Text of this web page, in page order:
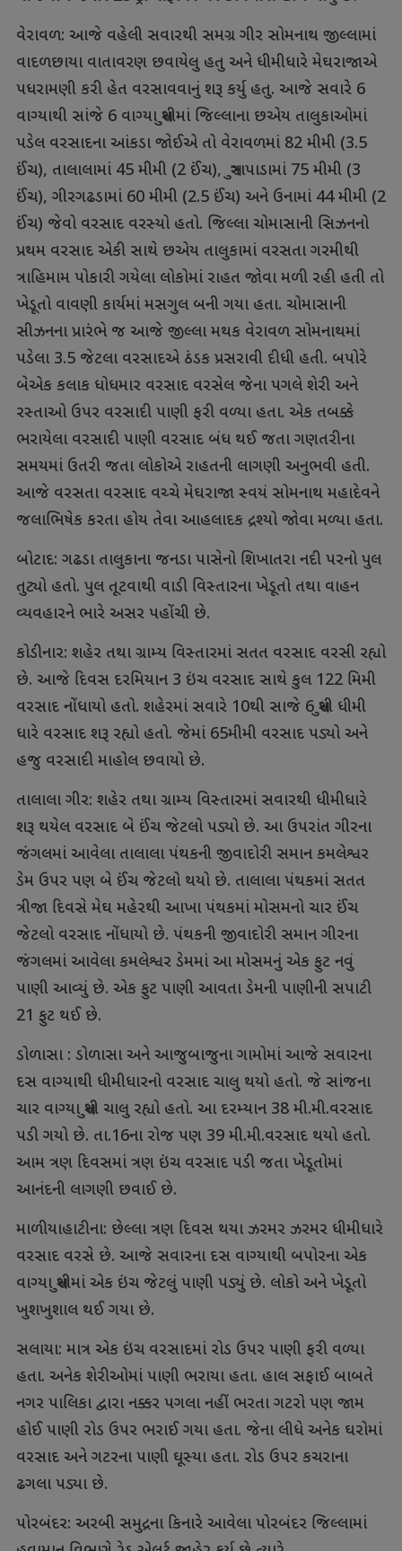
વેરાવળ: આજે વહેલી સવારથી સમગ્ર ગીર સોમનાથ જીલ્લામાં
વાદળછાયા વાતાવરણ છવાયેલુ હતુ અને ધીમીધારે મેઘરાજાએ
પધરામણી કરી હેત વરસાવવાનું શરૂ કર્યુ હતુ. આજે સવારે 6
વાગ્યાથી સાંજે 6 વાગ્યા સુધીમાં જિલ્લાના છએય તાલુકાઓમાં
પડેલ વરસાદના આંકડા જોઈએ તો વેરાવળમાં 82 મીમી (3.5
ઈંચ), તાલાલામાં 45 મીમી (2 ઈંચ), સુત્રાપાડામાં 75 મીમી (3
ઈંચ), ગીરગઢડામાં 60 મીમી (2.5 ઈંચ) અને ઉનામાં 44 મીમી (2
ઈંચ) જેવો વરસાદ વરસ્યો હતો. જિલ્લા ચોમાસાની સિઝનનો
પ્રથમ વરસાદ એકી સાથે છએય તાલુકામાં વરસતા ગરમીથી
ત્રાહિમામ પોકારી ગયેલા લોકોમાં રાહત જોવા મળી રહી હતી તો
ખેડૂતો વાવણી કાર્યમાં મસગુલ બની ગયા હતા. ચોમાસાની
સીઝનના પ્રારંભે જ આજે જીલ્લા મથક વેરાવળ સોમનાથમાં
પડેલા 3.5 જેટલા વરસાદએ ઠંડક પ્રસરાવી દીધી હતી. બપોરે
બેએક કલાક ધોધમાર વરસાદ વરસેલ જેના પગલે શેરી અને
રસ્તાઓ ઉપર વરસાદી પાણી ફરી વળ્યા હતા. એક તબક્કે
ભરાયેલા વરસાદી પાણી વરસાદ બંધ થઈ જતા ગણતરીના
સમયમાં ઉતરી જતા લોકોએ રાહતની લાગણી અનુભવી હતી.
આજે વરસતા વરસાદ વચ્ચે મેઘરાજા સ્વયં સોમનાથ મહાદેવને
જલાભિષેક કરતા હોય તેવા આહલાદક દ્રશ્યો જોવા મળ્યા હતા.
બોટાદ: ગઢડા તાલુકાના જનડા પાસેનો શિખાતરા નદી પરનો પુલ
તુટ્યો હતો. પુલ તૂટવાથી વાડી વિસ્તારના ખેડૂતો તથા વાહન
વ્યવહારને ભારે અસર પહોંચી છે.
કોડીનાર: શહેર તથા ગ્રામ્ય વિસ્તારમાં સતત વરસાદ વરસી રહ્યો
છે. આજે દિવસ દરમિયાન 3 ઇંચ વરસાદ સાથે કુલ 122 મિમી
વરસાદ નોંધાયો હતો. શહેરમાં સવારે 10થી સાજે 6 સુધી ધીમી
ધારે વરસાદ શરૂ રહ્યો હતો. જેમાં 65મીમી વરસાદ પડ્યો અને
હજુ વરસાદી માહોલ છવાયો છે.
તાલાલા ગીર: શહેર તથા ગ્રામ્ય વિસ્તારમાં સવારથી ધીમીધારે
શરૂ થયેલ વરસાદ બે ઈંચ જેટલો પડ્યો છે. આ ઉપરાંત ગીરના
જંગલમાં આવેલા તાલાલા પંથકની જીવાદોરી સમાન કમલેશ્વર
ડેમ ઉપર પણ બે ઈંચ જેટલો થયો છે. તાલાલા પંથકમાં સતત
ત્રીજા દિવસે મેઘ મહેરથી આખા પંથકમાં મોસમનો ચાર ઈંચ
જેટલો વરસાદ નોંધાયો છે. પંથકની જીવાદોરી સમાન ગીરના
જંગલમાં આવેલા કમલેશ્વર ડેમમાં આ મોસમનું એક ફુટ નવું
પાણી આવ્યું છે. એક ફુટ પાણી આવતા ડેમની પાણીની સપાટી
21 ફુટ થઈ છે.
ડોળાસા : ડોળાસા અને આજુબાજુના ગામોમાં આજે સવારના
દસ વાગ્યાથી ધીમીધારનો વરસાદ ચાલુ થયો હતો. જે સાંજના
ચાર વાગ્યા સુધી ચાલુ રહ્યો હતો. આ દરમ્યાન 38 મી.મી.વરસાદ
પડી ગયો છે. તા.16ના રોજ પણ 39 મી.મી.વરસાદ થયો હતો.
આમ ત્રણ દિવસમાં ત્રણ ઇંચ વરસાદ પડી જતા ખેડૂતોમાં
આનંદની લાગણી છવાઈ છે.
માળીયાહાટીના: છેલ્લા ત્રણ દિવસ થયા ઝરમર ઝરમર ધીમીધારે
વરસાદ વરસે છે. આજે સવારના દસ વાગ્યાથી બપોરના એક
વાગ્યા સુધીમાં એક ઇંચ જેટલું પાણી પડ્યું છે. લોકો અને ખેડૂતો
ખુશખુશાલ થઈ ગયા છે.
સલાયા: માત્ર એક ઇંચ વરસાદમાં રોડ ઉપર પાણી ફરી વળ્યા
હતા. અનેક શેરીઓમાં પાણી ભરાયા હતા. હાલ સફાઈ બાબતે
નગર પાલિકા દ્વારા નક્કર પગલા નહીં ભરતા ગટરો પણ જામ
હોઈ પાણી રોડ ઉપર ભરાઈ ગયા હતા. જેના લીધે અનેક ઘરોમાં
વરસાદ અને ગટરના પાણી ઘૂસ્યા હતા. રોડ ઉપર કચરાના
ઢગલા પડ્યા છે.
પોરબંદર: અરબી સમુદ્રના કિનારે આવેલા પોરબંદર જિલ્લામાં